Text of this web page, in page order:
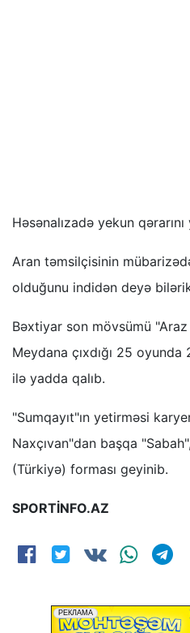
Həsənalızadə yekun
Aran təmsilçisinin
olduğunu indidən deyə
Bəxtiyar son mövsümü
Meydana çıxdığı 25
ilə yadda qalıb.
"Sumqayıt"ın yetirməsi
Naxçıvan"dan başqa
(Türkiyə) forması geyinib.
SPORTİNFO.AZ